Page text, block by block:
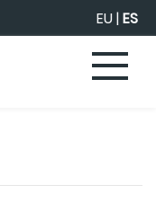
EU|ES